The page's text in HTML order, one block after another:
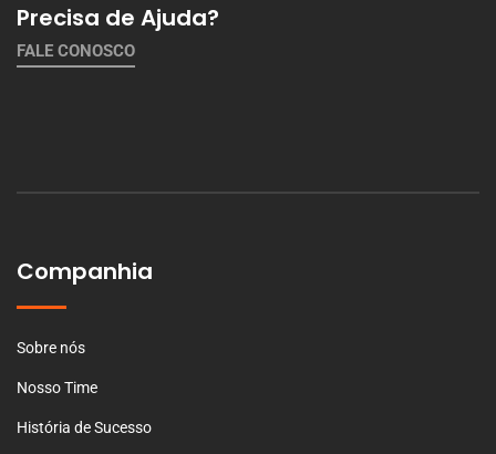
Precisa de Ajuda?
FALE CONOSCO
Companhia
Sobre nós
Nosso Time
História de Sucesso